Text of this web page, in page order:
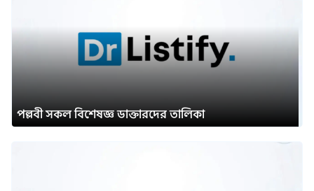
পল্লবী সকল বিশেষজ্ঞ ডাক্তারদের তালিকা